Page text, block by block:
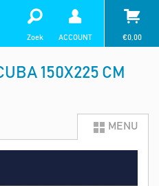
Zoek ACCOUNT €0,00
150X225 CM
MENU